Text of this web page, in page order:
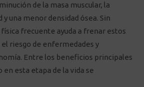
de la masa muscular, la
una menor densidad ósea. Sin
frecuente ayuda a frenar estos
riesgo de enfermedades y
Entre los beneficios principales
esta etapa de la vida se